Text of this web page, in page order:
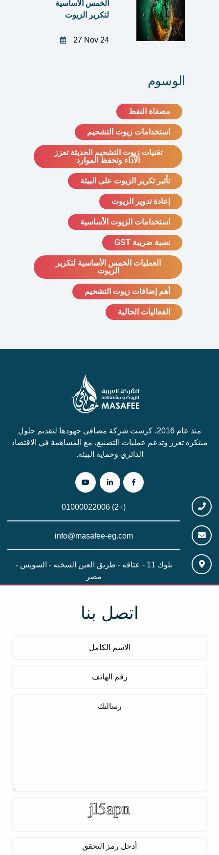
الخمس الأساسية
لتكرير الزيوت
27 Nov 24
الوسوم
مصفاة النفط
استخدامات زيوت التشحيم
تقنيات زيوت التشحيم الحديثة تعزز
الأداء وتحفظ الموارد
تأثير تكرير الزيوت على البيئة
إعادة تدوير الزيوت
استخدامات الزيوت الأساسية
نسبة ضريبة GST
العمليات الخمس الأساسية لتكرير
الزيوت
أهم إضافات زيوت التشحيم
الفعاليات الحالية
منذ عام 2016، كرست شركة مصافي جهودها لتقديم حلول
مبتكرة تعزز وتدعم عمليات التصنيع، مع المساهمة في الاقتصاد
الدائري وحماية البيئة.
اتصل بنا
(+2) 01000022006
info@masafee-eg.com
بلوك 11 - عتاقه - طريق العين السخنه - السويس -
مصر